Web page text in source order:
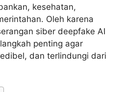
kesehatan,
Oleh karena
siber deepfake AI
penting agar
dan terlindungi dari